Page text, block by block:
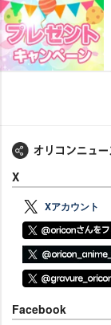
X
Xアカウント
Facebook